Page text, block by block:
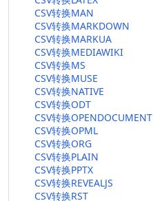
CSV转换MAN
CSV转换MARKDOWN
CSV转换MARKUA
CSV转换MEDIAWIKI
CSV转换MS
CSV转换MUSE
CSV转换NATIVE
CSV转换ODT
CSV转换OPENDOCUMENT
CSV转换OPML
CSV转换ORG
CSV转换PLAIN
CSV转换PPTX
CSV转换REVEALJS
CSV转换RST